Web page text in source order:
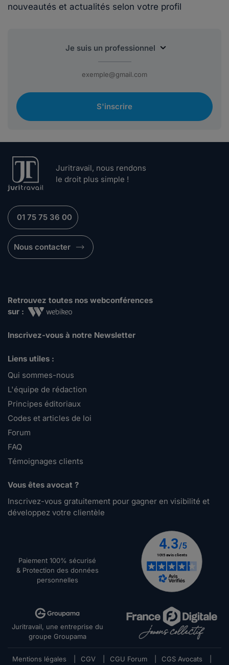
nouveautés et actualités selon votre profil
S'inscrire
Juritravail, nous rendons
le droit plus simple !
01 75 75 36 00
Nous contacter
Retrouvez toutes nos webconférences
sur :
Inscrivez-vous à notre Newsletter
Liens utiles :
Qui sommes-nous
L'équipe de rédaction
Principes éditoriaux
Codes et articles de loi
Forum
FAQ
Témoignages clients
Vous êtes avocat ?
Inscrivez-vous gratuitement pour gagner en visibilité et
développez votre clientèle
Paiement 100% sécurisé
& Protection des données
personnelles
Juritravail, une entreprise du
groupe Groupama
Mentions légales CGV CGU Forum CGS Avocats